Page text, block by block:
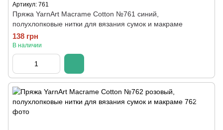
Артикул: 761
Пряжа YarnArt Macrame Cotton №761 синий,
полухлопковые нитки для вязания сумок и макраме
138 грн
В наличии